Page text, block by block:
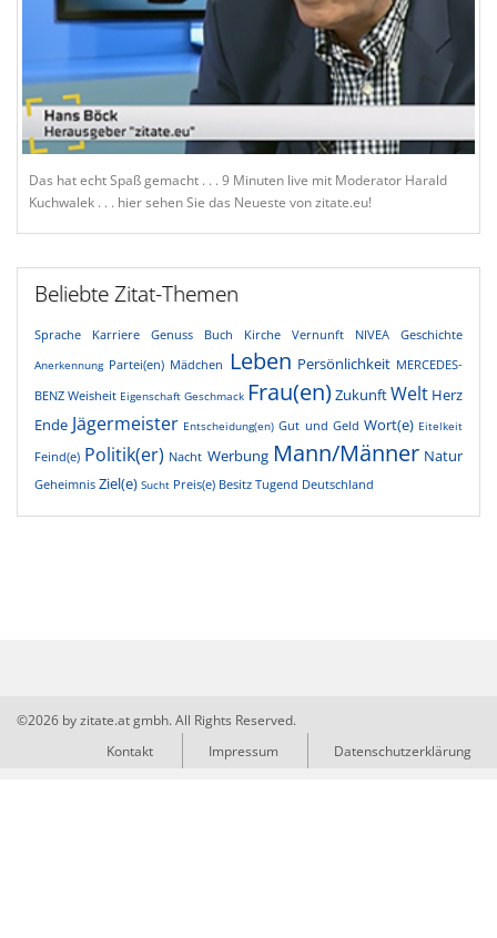
Das hat echt Spaß gemacht . . . 9 Minuten live mit Moderator Harald
Kuchwalek . . . hier sehen Sie das Neueste von zitate.eu!
Beliebte Zitat-Themen
Sprache Karriere Genuss Buch Kirche Vernunft NIVEA Geschichte
Anerkennung Partei(en) Mädchen Leben Persönlichkeit MERCEDES-
BENZ Weisheit Eigenschaft Geschmack Frau(en) ZukunftWelt Herz
Ende Jägermeister Entscheidung(en) Gut und Geld Wort(e) Eitelkeit
Feind(e) Politik(er) Nacht Werbung Mann/Männer Natur
Geheimnis Ziel(e) Sucht Preis(e) Besitz Tugend Deutschland
©2026 by zitate.at gmbh. All Rights Reserved.
Kontakt
Impressum Datenschutzerklärung